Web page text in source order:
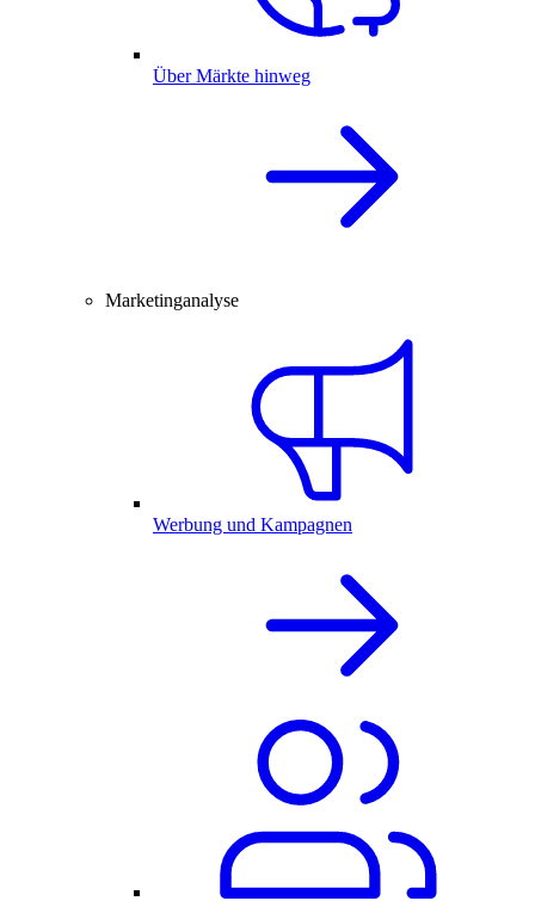
Über Märkte hinweg
Marketinganalyse
Werbung und Kampagnen